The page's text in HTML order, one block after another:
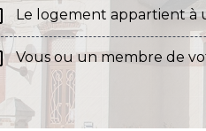
Le logement appartient à
Vous ou un membre de